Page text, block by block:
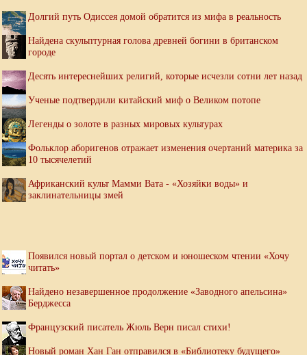
Долгий путь Одиссея домой обратится из мифа в реальность
Найдена скульптурная голова древней богини в британском
городе
Десять интереснейших религий, которые исчезли сотни лет назад
Ученые подтвердили китайский миф о Великом потопе
Легенды о золоте в разных мировых культурах
Фольклор аборигенов отражает изменения очертаний материка за
10 тысячелетий
Африканский культ Мамми Вата - «Хозяйки воды» и
заклинательницы змей
Появился новый портал о детском и юношеском чтении «Хочу
читать»
Найдено незавершенное продолжение «Заводного апельсина»
Берджесса
Французский писатель Жюль Верн писал стихи!
Новый роман Хан Ган отправился в «Библиотеку будущего»